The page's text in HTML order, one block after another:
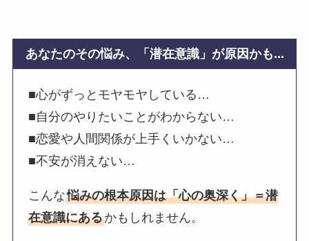
あなたのその悩み、「潜在意識」が原因かも...
■心がずっとモヤモヤしている…
■自分のやりたいことがわからない…
■恋愛や人間関係が上手くいかない…
■不安が消えない…
こんな悩みの根本原因は「心の奥深く」＝潜
在意識にあるかもしれません。